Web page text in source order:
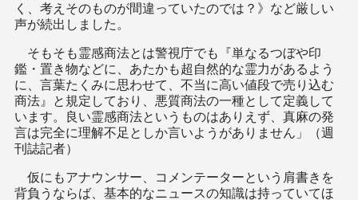
く、考えそのものが間違っていたのでは？》など厳しい
声が続出しました。
そもそも霊感商法とは警視庁でも『単なるつぼや印
鑑・置き物などに、あたかも超自然的な霊力があるよう
に、言葉たくみに思わせて、不当に高い値段で売り込む
商法』と規定しており、悪質商法の一種として定義して
います。良い霊感商法というものはありえず、真麻の発
言は完全に理解不足としか言いようがありません」（週
刊誌記者）
仮にもアナウンサー、コメンテーターという肩書きを
背負うならば、基本的なニュースの知識は持っていてほ